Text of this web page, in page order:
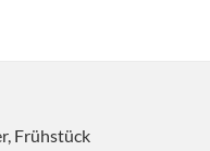
Frühstück